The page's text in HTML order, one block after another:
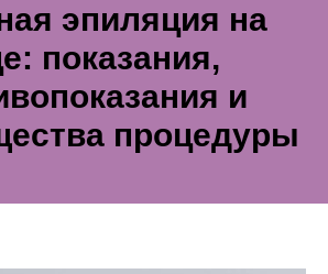
эпиляция на
показания,
и
процедуры